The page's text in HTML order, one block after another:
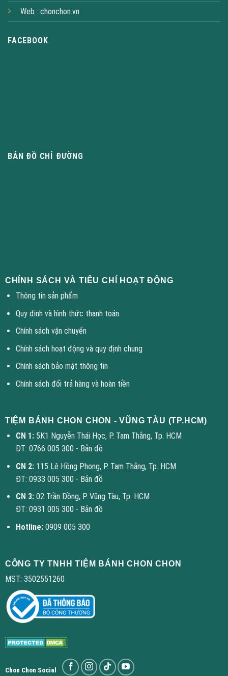
Web : chonchon.vn
FACEBOOK
BẢN ĐỒ CHỈ ĐƯỜNG
CHÍNH SÁCH VÀ TIÊU CHÍ HOẠT ĐỘNG
Thông tin sản phẩm
Quy định và hình thức thanh toán
Chính sách vận chuyển
Chính sách hoạt động và quy định chung
Chính sách bảo mật thông tin
Chính sách đổi trả hàng và hoàn tiền
TIỆM BÁNH CHON CHON - VŨNG TÀU (TP.HCM)
CN 1:5K1 Nguyễn Thái Học, P. Tam Thắng, Tp. HCM
ĐT: 0766 005 300 - Bản đồ
CN 2:115 Lê Hồng Phong, P. Tam Thắng, Tp. HCM
ĐT: 0933 005 300 - Bản đồ
CN 3:02 Trần Đồng, P. Vũng Tàu, Tp. HCM
ĐT: 0931 005 300 - Bản đồ
Hotline: 0909 005 300
CÔNG TY TNHH TIỆM BÁNH CHON CHON
MST: 3502551260
Chon Chon Social